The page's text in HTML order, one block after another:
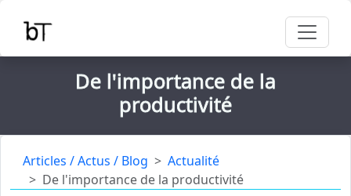
De l'importance de la
productivité
Articles / Actus / Blog
Actualité
De l'importance de la productivité